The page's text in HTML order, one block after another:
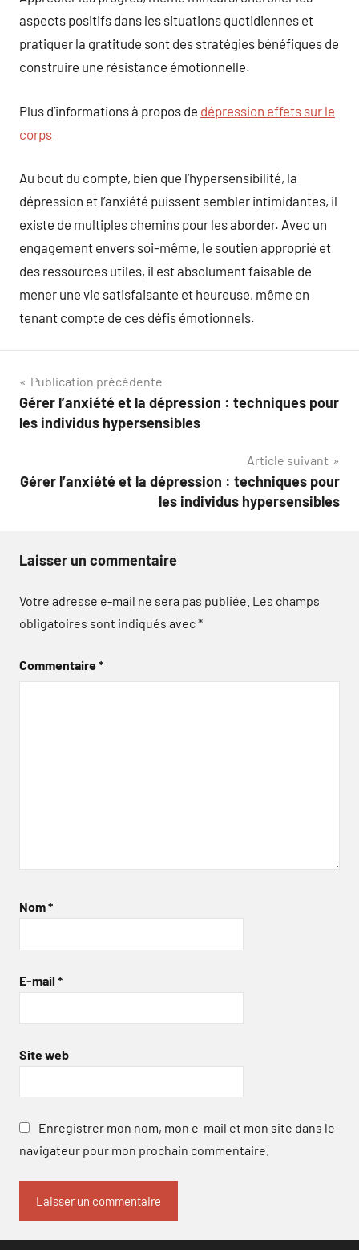
aspects positifs dans les situations quotidiennes et
pratiquer la gratitude sont des stratégies bénéfiques de
construire une résistance émotionnelle.
Plus d’informations à propos de dépression effets sur le
corps
Au bout du compte, bien que l’hypersensibilité, la
dépression et l’anxiété puissent sembler intimidantes, il
existe de multiples chemins pour les aborder. Avec un
engagement envers soi-même, le soutien approprié et
des ressources utiles, il est absolument faisable de
mener une vie satisfaisante et heureuse, même en
tenant compte de ces défis émotionnels.
Navigation
de
Publication précédente
Gérer l’anxiété et la dépression : techniques pour
les individus hypersensibles
Article suivant
Gérer l’anxiété et la dépression : techniques pour
les individus hypersensibles
Laisser un commentaire
Votre adresse e-mail ne sera pas publiée. Les champs
obligatoires sont indiqués avec*
Commentaire*
Nom*
E-mail *
Site web
Enregistrer mon nom, mon e-mail et mon site dans le
navigateur pour mon prochain commentaire.